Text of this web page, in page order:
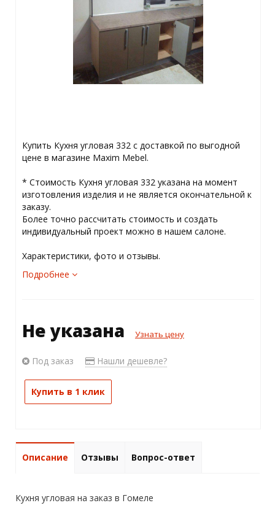
Купить Кухня угловая 332 с доставкой по выгодной
цене в магазине Maxim Mebel.
­* ­Стоимость Кухня угловая 332 указана на момент
изготовления изделия и не является окончательной к
заказу.
Более точно рассчитать стоимость и создать
индивидуальный проект можно в нашем салоне.
Характеристики, фото и отзывы.
Подробнее
Не указана Узнать цену
Под заказ Нашли дешевле?
Купить в 1 клик
Описание Отзывы Вопрос-ответ
Кухня угловая на заказ в Гомеле